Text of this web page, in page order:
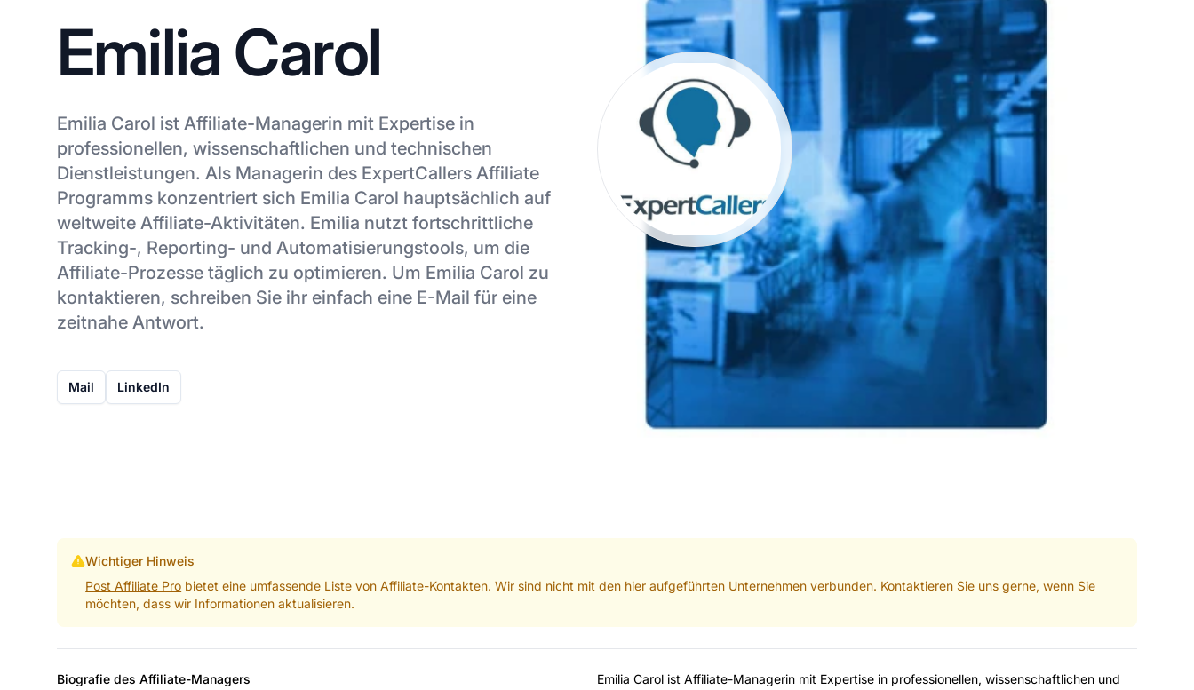
Emilia Carol
Emilia Carol ist Affiliate-Managerin mit Expertise in
professionellen, wissenschaftlichen und technischen
Dienstleistungen. Als Managerin des ExpertCallers Affiliate
Programms konzentriert sich Emilia Carol hauptsächlich auf
weltweite Affiliate-Aktivitäten. Emilia nutzt fortschrittliche
Tracking-, Reporting- und Automatisierungstools, um die
Affiliate-Prozesse täglich zu optimieren. Um Emilia Carol zu
kontaktieren, schreiben Sie ihr einfach eine E-Mail für eine
zeitnahe Antwort.
Mail LinkedIn
Wichtiger Hinweis
Post Affiliate Pro bietet eine umfassende Liste von Affiliate-Kontakten. Wir sind nicht mit den hier aufgeführten Unternehmen verbunden. Kontaktieren Sie uns gerne, wenn Sie
möchten, dass wir Informationen aktualisieren.
Biografie des Affiliate-Managers
Emilia Carol ist Affiliate-Managerin mit Expertise in professionellen, wissenschaftlichen und